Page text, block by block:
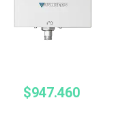
$947.460